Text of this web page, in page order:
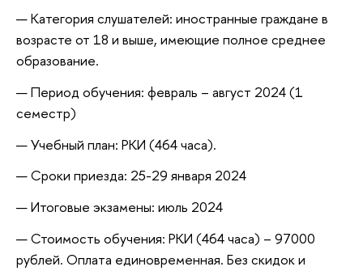
Категория слушателей: иностранные граждане в
возрасте от 18 и выше, имеющие полное среднее
образование.
Период обучения: февраль – август 2024 (1
семестр)
Учебный план: РКИ (464 часа).
Сроки приезда: 25-29 января 2024
Итоговые экзамены: июль 2024
Стоимость обучения: РКИ (464 часа) – 97000
рублей. Оплата единовременная. Без скидок и